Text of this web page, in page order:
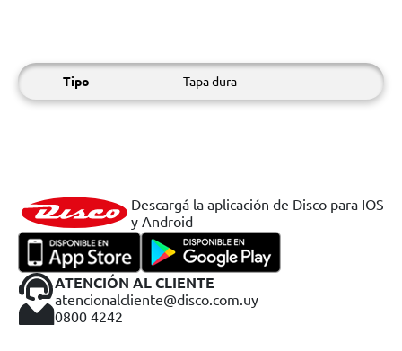
Tipo Tapa dura
Descargá la aplicación de Disco para IOS
y Android
ATENCIÓN AL CLIENTE
atencionalcliente@disco.com.uy
0800 4242